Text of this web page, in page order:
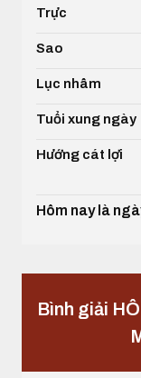
Trực
Sao
Lục nhâm
Tuổi xung ngày
Hướng cát lợi
Hôm nay là
Bình giải